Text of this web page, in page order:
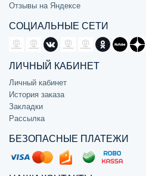
Отзывы на Яндексе
СОЦИАЛЬНЫЕ СЕТИ
ЛИЧНЫЙ КАБИНЕТ
Личный кабинет
История заказа
Закладки
Рассылка
БЕЗОПАСНЫЕ ПЛАТЕЖИ